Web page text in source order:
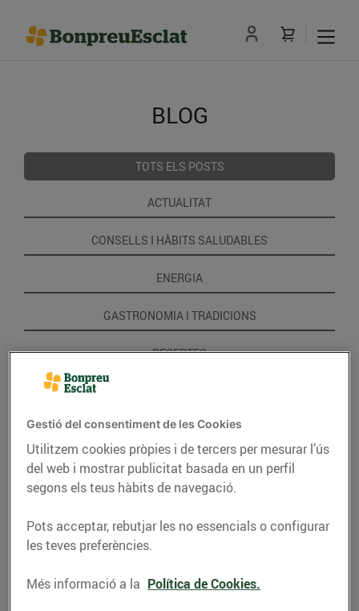
BLOG
TOTS ELS POSTS
ACTUALITAT
CONSELLS I HÀBITS SALUDABLES
ENERGIA
GASTRONOMIA I TRADICIONS
RECEPTES
RECEPTES
Gestió del consentiment de les Cookies
Utilitzem cookies pròpies i de tercers per mesurar l’ús
del web i mostrar publicitat basada en un perfil
segons els teus hàbits de navegació.
Pots acceptar, rebutjar les no essencials o configurar
les teves preferències.
Més informació a la Política de Cookies.